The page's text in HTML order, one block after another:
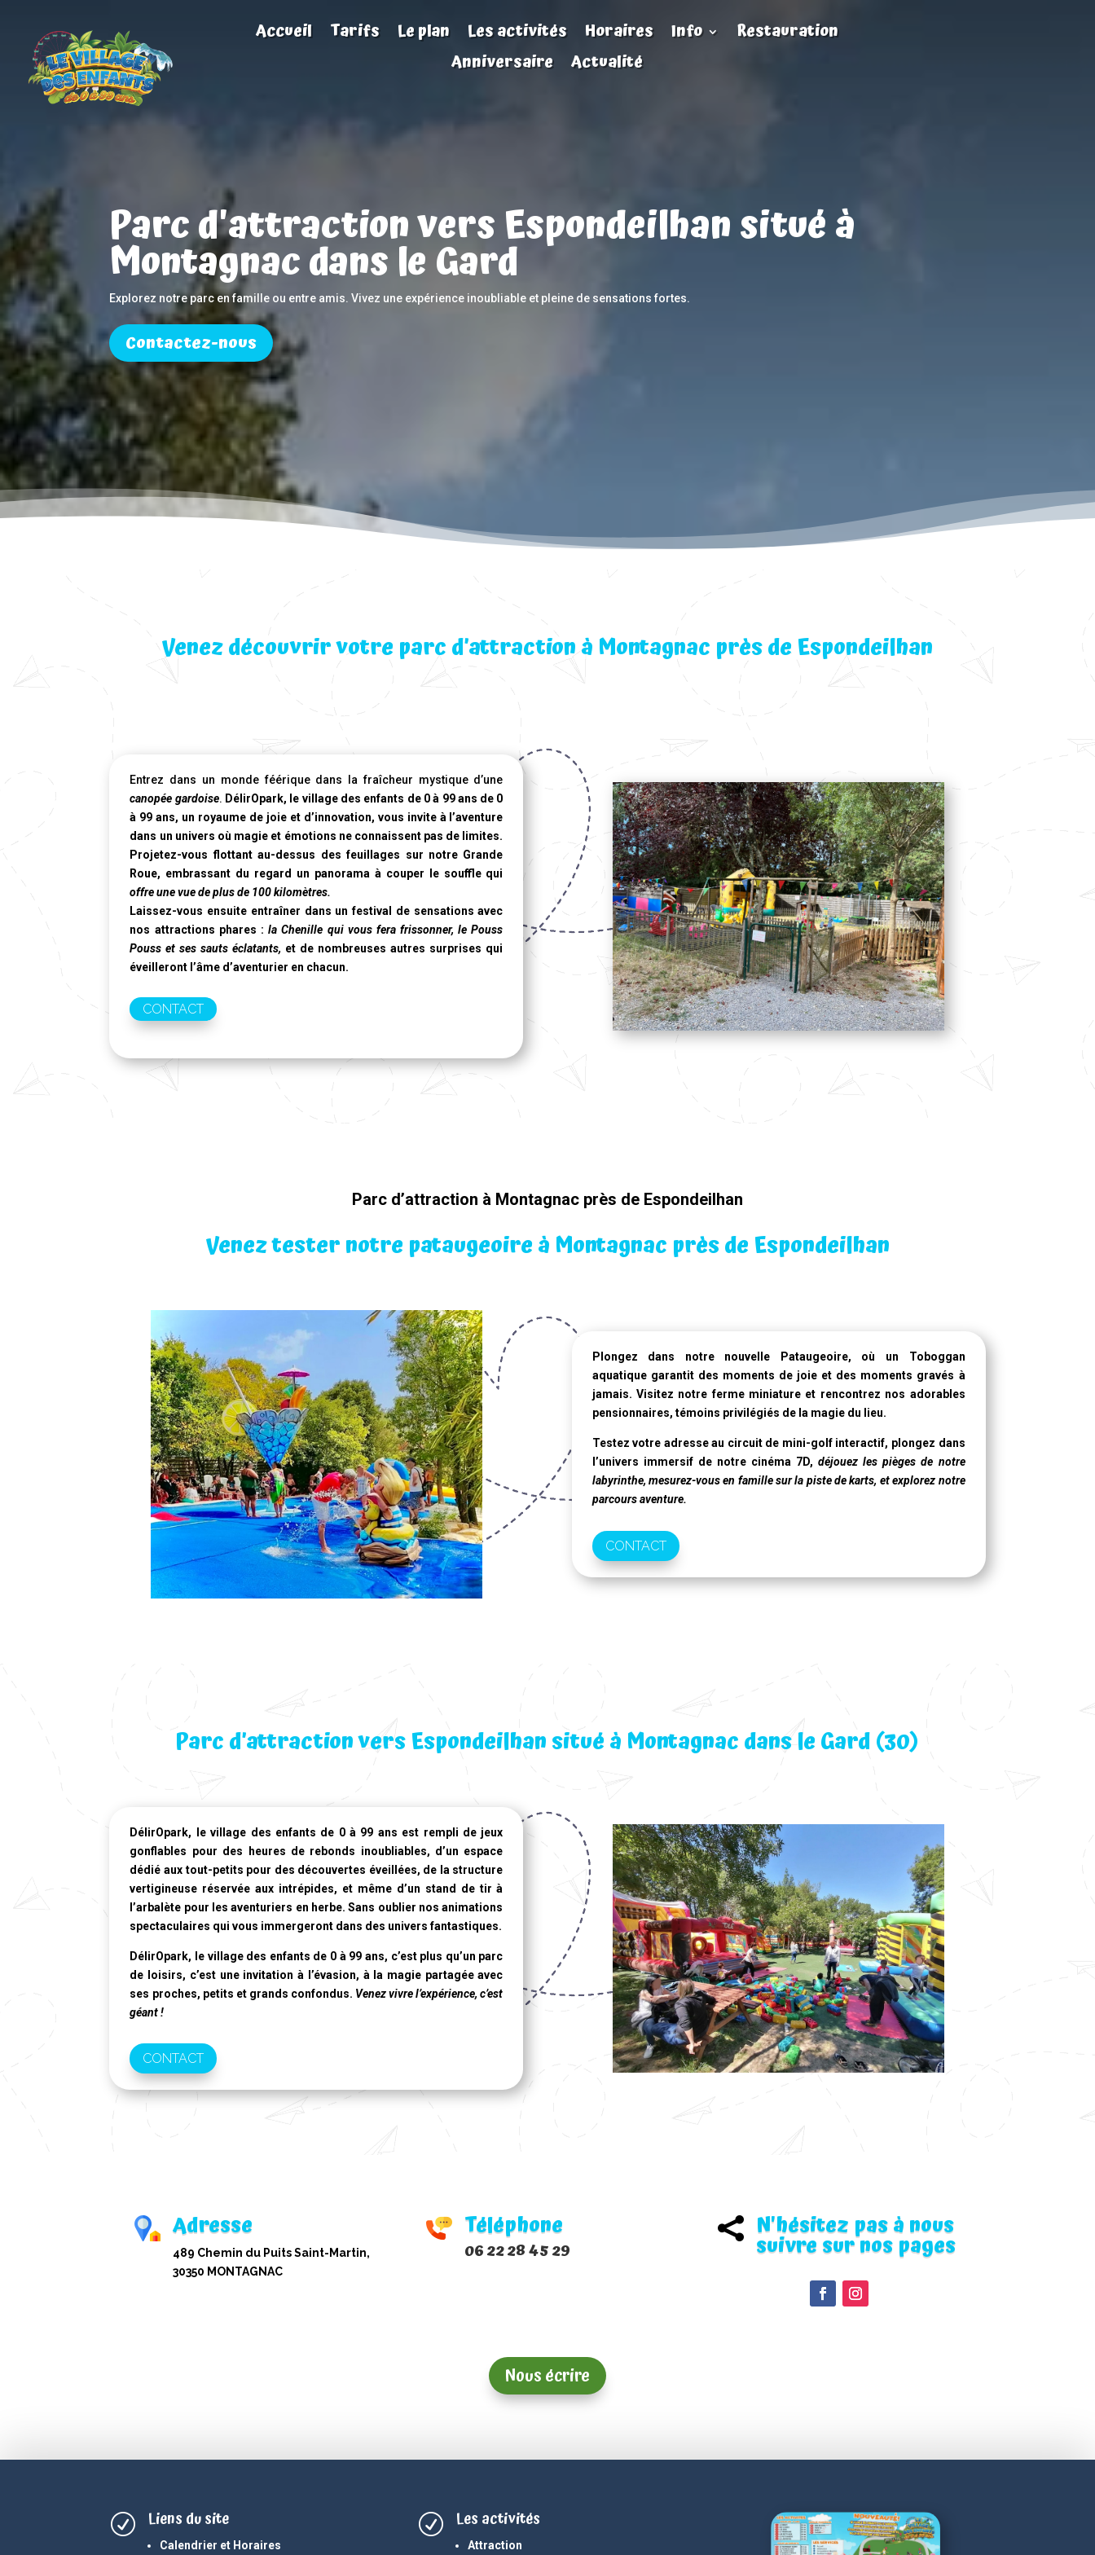
Accueil Tarifs Le plan Les activités Horaires Info
Restauration
Anniversaire
Actualité
Parc d'attraction vers Espondeilhan situé à
Montagnac dans le Gard
Explorez notre parc en famille ou entre amis. Vivez une expérience inoubliable et pleine de sensations fortes.
Contactez-nous
Venez découvrir votre parc d’attraction à Montagnac près de Espondeilhan
Entrez dans un monde féérique dans la fraîcheur mystique d’une
canopée gardoise. DélirOpark, le village des enfants de 0 à 99 ans de 0
à 99 ans, un royaume de joie et d’innovation, vous invite à l’aventure
dans un univers où magie et émotions ne connaissent pas de limites.
Projetez-vous flottant au-dessus des feuillages sur notre Grande
Roue, embrassant du regard un panorama à couper le souffle qui
offre une vue de plus de 100 kilomètres.
Laissez-vous ensuite entraîner dans un festival de sensations avec
nos attractions phares :la Chenille qui vous fera frissonner, le Pouss
Pouss et ses sauts éclatants, et de nombreuses autres surprises qui
éveilleront l’âme d’aventurier en chacun.
CONTACT
Parc d’attraction à Montagnac près de Espondeilhan
Venez tester notre pataugeoire à Montagnac près de Espondeilhan
Plongez dans notre nouvelle Pataugeoire, où un Toboggan
aquatiquegarantit des moments de joie et des moments gravés à
jamais. Visitez notre ferme miniature et rencontrez nos adorables
pensionnaires, témoins privilégiés de la magie du lieu.
Testez votre adresse au circuit de mini-golf interactif, plongez dans
l’univers immersif de notre cinéma 7D,déjouez les pièges de notre
labyrinthe, mesurez-vous en famille sur la piste de karts, et explorez notre
parcours aventure.
CONTACT
Parc d’attraction vers Espondeilhan situé à Montagnac dans le Gard (30)
DélirOpark, le village des enfants de 0 à 99 ans est rempli de jeux
gonflables pour des heures de rebonds inoubliables, d’un espace
dédié aux tout-petits pour des découvertes éveillées, de la structure
vertigineuse réservée aux intrépides, et même d’un stand de tir à
l’arbalète pour les aventuriers en herbe. Sans oublier nos animations
spectaculaires qui vous immergeront dans des univers fantastiques.
DélirOpark, le village des enfants de 0 à 99 ans, c’est plus qu’un parc
de loisirs, c’est une invitation à l’évasion, à la magie partagée avec
ses proches, petits et grands confondus. Venez vivre l’expérience, c’est
géant !
CONTACT
Adresse
489 Chemin du Puits Saint-Martin,
30350 MONTAGNAC
Téléphone
06 22 28 45 29
 N'hésitez pas à nous
suivre sur nos pages
Nous écrire
R Liens du site
Calendrier et Horaires
R Les activités
Attraction